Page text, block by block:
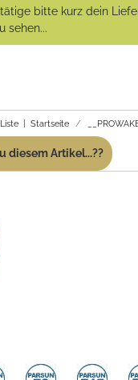
SERVICE:
an!
bitte kurz dein
sehen...
Startseite
diesem Artikel...??